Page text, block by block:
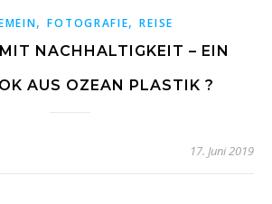
,FOTOGRAFIE,REISE
NACHHALTIGKEIT – EIN
AUS OZEAN PLASTIK ?
17. Juni 2019